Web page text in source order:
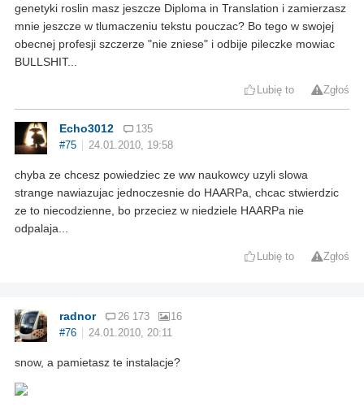
genetyki roslin masz jeszcze Diploma in Translation i zamierzasz
mnie jeszcze w tlumaczeniu tekstu pouczac? Bo tego w swojej
obecnej profesji szczerze "nie zniese" i odbije pileczke mowiac
BULLSHIT...
Lubię to Zgłoś
Echo3012
135
#75
24.01.2010, 19:58
chyba ze chcesz powiedziec ze ww naukowcy uzyli slowa
strange nawiazujac jednoczesnie do HAARPa, chcac stwierdzic
ze to niecodzienne, bo przeciez w niedziele HAARPa nie
odpalaja...
Lubię to Zgłoś
radnor 26 173
16
#76
24.01.2010, 20:11
snow, a pamietasz te instalacje?